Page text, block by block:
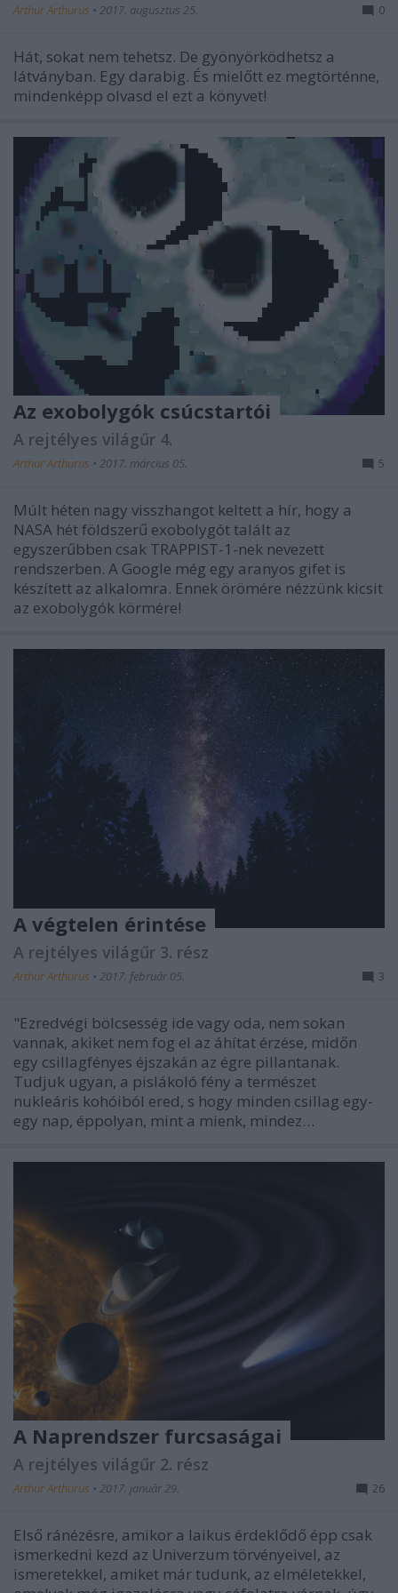
Arthur Arthurus • 2017. augusztus 25. 0
Hát, sokat nem tehetsz. De gyönyörködhetsz a
látványban. Egy darabig. És mielőtt ez megtörténne,
mindenképp olvasd el ezt a könyvet!
Az exobolygók csúcstartói
A rejtélyes világűr 4.
Arthur Arthurus • 2017. március 05. 5
Múlt héten nagy visszhangot keltett a hír, hogy a
NASA hét földszerű exobolygót talált az
egyszerűbben csak TRAPPIST-1-nek nevezett
rendszerben. A Google még egy aranyos gifet is
készített az alkalomra. Ennek örömére nézzünk kicsit
az exobolygók körmére!
A végtelen érintése
A rejtélyes világűr 3. rész
Arthur Arthurus • 2017. február 05. 3
"Ezredvégi bölcsesség ide vagy oda, nem sokan
vannak, akiket nem fog el az áhítat érzése, midőn
egy csillagfényes éjszakán az égre pillantanak.
Tudjuk ugyan, a pislákoló fény a természet
nukleáris kohóiból ered, s hogy minden csillag egy-
egy nap, éppolyan, mint a mienk, mindez…
A Naprendszer furcsaságai
A rejtélyes világűr 2. rész
Arthur Arthurus • 2017. január 29. 26
Első ránézésre, amikor a laikus érdeklődő épp csak
ismerkedni kezd az Univerzum törvényeivel, az
ismeretekkel, amiket már tudunk, az elméletekkel,